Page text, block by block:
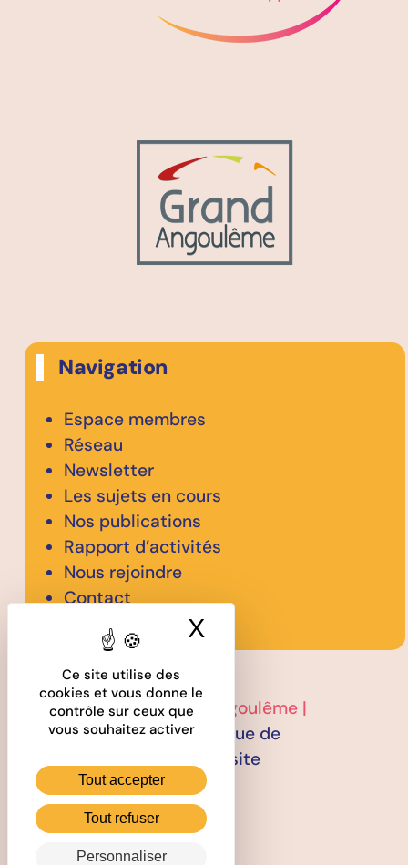
Ce site utilise des
cookies et vous donne le
contrôle sur ceux que
vous souhaitez activer
Tout accepter
Tout refuser
Personnaliser
X
Navigation
Espace membres
Réseau
Newsletter
Les sujets en cours
Nos publications
Rapport d’activités
Nous rejoindre
Contact
2026 © CODEV GrandAngoulême |
Mentions légales–Politique de
Plan du site
facebook codevangouleme16
facebook codevangouleme16